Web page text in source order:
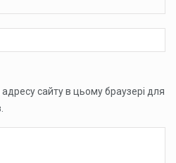
сайту в цьому браузері для